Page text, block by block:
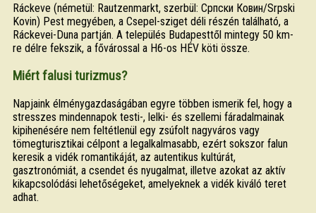
Ráckeve (németül: Rautzenmarkt, szerbül: Српски Ковин/Srpski
Kovin) Pest megyében, a Csepel-sziget déli részén található, a
Ráckevei-Duna partján. A település Budapesttől mintegy 50 km-
re délre fekszik, a fővárossal a H6-os HÉV köti össze.
Miért falusi turizmus?
Napjaink élménygazdaságában egyre többen ismerik fel, hogy a
stresszes mindennapok testi-, lelki- és szellemi fáradalmainak
kipihenésére nem feltétlenül egy zsúfolt nagyváros vagy
tömegturisztikai célpont a legalkalmasabb, ezért sokszor falun
keresik a vidék romantikáját, az autentikus kultúrát,
gasztronómiát, a csendet és nyugalmat, illetve azokat az aktív
kikapcsolódási lehetőségeket, amelyeknek a vidék kiváló teret
adhat.